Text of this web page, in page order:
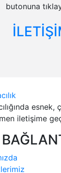
butonuna
iletişime